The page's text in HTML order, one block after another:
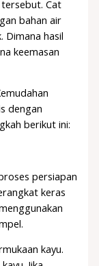
Cat
bahan air
Dimana hasil
keemasan
dengan
berikut ini:
persiapan
keras
kayu.